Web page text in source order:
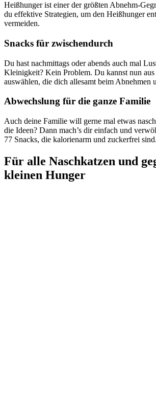
Heißhunger ist einer der größten Abnehm-
du effektive Strategien, um den Heißhunger
vermeiden.
Snacks für zwischendurch
Du hast nachmittags oder abends auch mal
Kleinigkeit? Kein Problem. Du kannst nun aus
auswählen, die dich allesamt beim Abnehmen
Abwechslung für die ganze Familie
Auch deine Familie will gerne mal etwas
die Ideen? Dann mach’s dir einfach und
77 Snacks, die kalorienarm und zuckerfrei sind.
Für alle Naschkatzen und
kleinen Hunger